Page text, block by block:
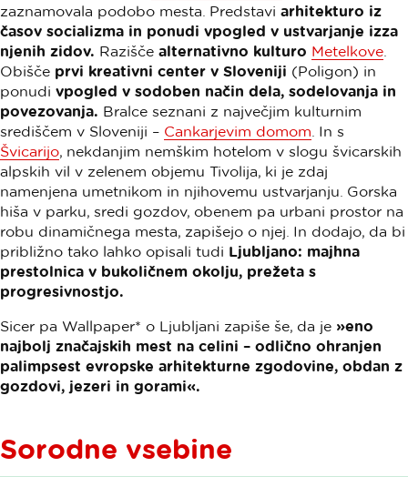
zaznamovala podobo mesta. Predstavi arhitekturo iz
časov socializma in ponudi vpogled v ustvarjanje izza
njenih zidov. Razišče alternativno kulturo Metelkove
Obišče prvi kreativni center v Sloveniji (Poligon) in
ponudi vpogled v sodoben način dela, sodelovanja in
povezovanja. Bralce seznani z največjim kulturnim
središčem v Sloveniji – Cankarjevim domom . In s
Švicarijo, nekdanjim nemškim hotelom v slogu švicarskih
alpskih vil v zelenem objemu Tivolija, ki je zdaj
namenjena umetnikom in njihovemu ustvarjanju. Gorska
hiša v parku, sredi gozdov, obenem pa urbani prostor na
robu dinamičnega mesta, zapišejo o njej. In dodajo, da bi
približno tako lahko opisali tudi Ljubljano: majhna
prestolnica v bukoličnem okolju, prežeta s
progresivnostjo.
Sicer pa Wallpaper* o Ljubljani zapiše še, da je »eno
najbolj značajskih mest na celini – odlično ohranjen
palimpsest evropske arhitekturne zgodovine, obdan z
gozdovi, jezeri in gorami«.
Sorodne vsebine